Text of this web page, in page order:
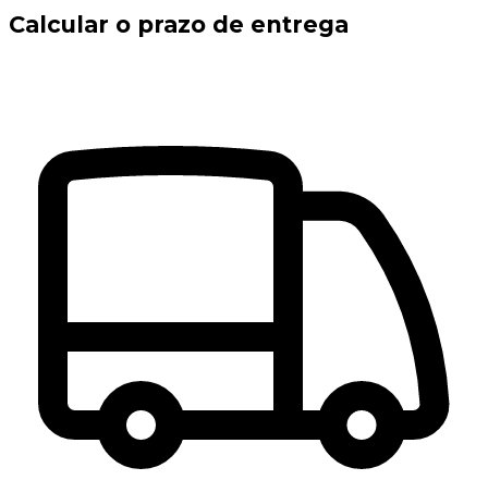
Calcular o prazo de entrega